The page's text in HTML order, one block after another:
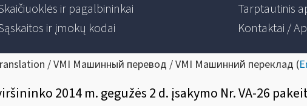
ir pagalbininkai
ir įmokų kodai
Tarptautinis
Kontaktai /
/ VMI Машинный перевод / VMI Машинний переклад (
2014 m. gegužės 2 d. įsakymo Nr. VA-26